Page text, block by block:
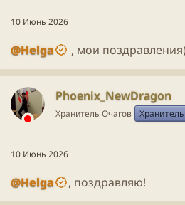
10 Июнь 2026
@Helga , мои поздравления)
Phoenix_NewDragon
Хранитель Очагов Хранитель
10 Июнь 2026
@Helga , поздравляю!